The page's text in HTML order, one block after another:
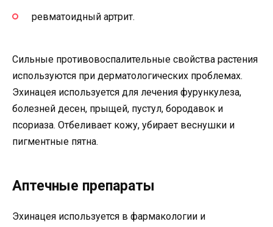
ревматоидный артрит.
Сильные противовоспалительные свойства растения
используются при дерматологических проблемах.
Эхинацея используется для лечения фурункулеза,
болезней десен, прыщей, пустул, бородавок и
псориаза. Отбеливает кожу, убирает веснушки и
пигментные пятна.
Аптечные препараты
Эхинацея используется в фармакологии и